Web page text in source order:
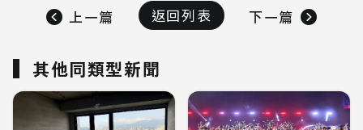
上一篇 返回列表 下一篇
其他同類型新聞